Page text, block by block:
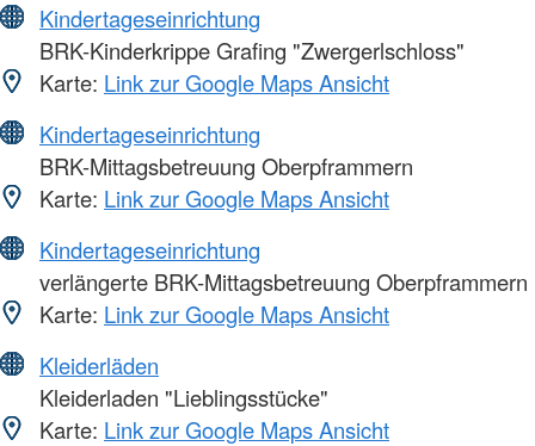
Kindertageseinrichtung
BRK-Kinderkrippe Grafing "Zwergerlschloss"
Karte: Link zur Google Maps Ansicht
Kindertageseinrichtung
BRK-Mittagsbetreuung Oberpframmern
Karte: Link zur Google Maps Ansicht
Kindertageseinrichtung
verlängerte BRK-Mittagsbetreuung Oberpframmern
Karte: Link zur Google Maps Ansicht
Kleiderläden
Kleiderladen "Lieblingsstücke"
Karte: Link zur Google Maps Ansicht